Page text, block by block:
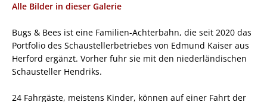
Alle Bilder in dieser Galerie
Bugs & Bees ist eine Familien-Achterbahn, die seit 2020 das
Portfolio des Schaustellerbetriebes von Edmund Kaiser aus
Herford ergänzt. Vorher fuhr sie mit den niederländischen
Schausteller Hendriks.
24 Fahrgäste, meistens Kinder, können auf einer Fahrt der